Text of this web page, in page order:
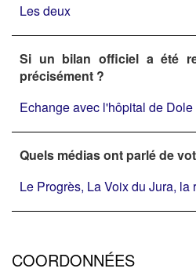
Les deux
Si un bilan officiel a été
précisément ?
Echange avec l'hôpital de Dole
Quels médias ont parlé de
Le Progrès, La Voix du Jura,
COORDONNÉES